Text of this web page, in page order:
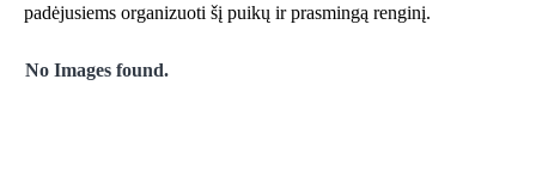
padėjusiems organizuoti šį puikų ir prasmingą renginį.
No Images found.